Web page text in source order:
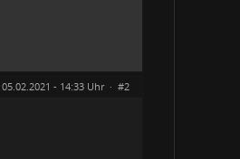
05.02.2021 - 14:33 Uhr · #2